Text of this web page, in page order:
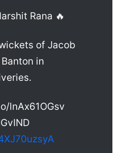
Rana 🔥
of Jacob
in
lnAx61OGsv